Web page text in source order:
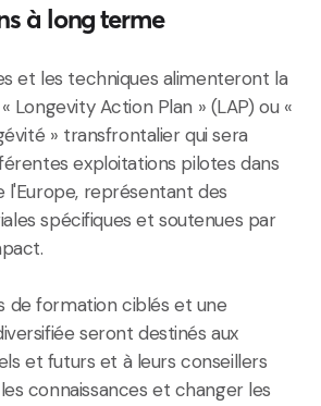
à long terme
et les techniques alimenteront la
Longevity Action Plan » (LAP) ou «
» transfrontalier qui sera
exploitations pilotes dans
l'Europe, représentant des
spécifiques et soutenues par
de formation ciblés et une
seront destinés aux
et futurs et à leurs conseillers
connaissances et changer les